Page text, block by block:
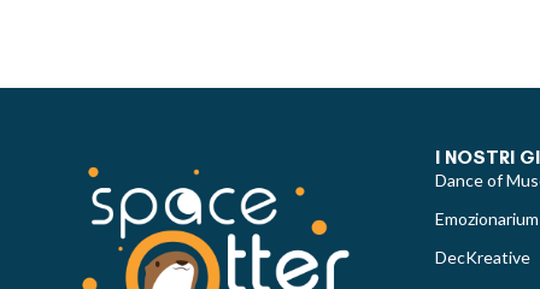
I NOSTRI
Dance of
Emozionarium
DecKreative